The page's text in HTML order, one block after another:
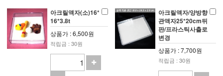
아크릴액자(소)16*
16*3.8t
상품가 : 6,500원
적립금 : 30원
아크릴액자/양방향
관액자25*20cm뒤
판/프라스틱사출로
변경
상품가 : 7,700원
적립금 : 30원